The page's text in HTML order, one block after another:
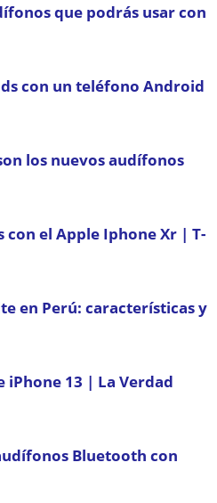
que podrás usar con
con un teléfono Android
los nuevos audífonos
el Apple Iphone Xr | T-
en Perú: características y
iPhone 13 | La Verdad
Bluetooth con